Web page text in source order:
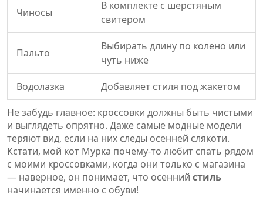
Чиносы
В комплекте с шерстяным
свитером
Пальто
Выбирать длину по колено или
чуть ниже
Водолазка
Добавляет стиля под жакетом
Не забудь главное: кроссовки должны быть чистыми
и выглядеть опрятно. Даже самые модные модели
теряют вид, если на них следы осенней слякоти.
Кстати, мой кот Мурка почему-то любит спать рядом
с моими кроссовками, когда они только с магазина
— наверное, он понимает, что осенний стиль
начинается именно с обуви!